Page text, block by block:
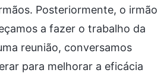
Posteriormente, o irmão
a fazer o trabalho da
reunião, conversamos
para melhorar a eficácia